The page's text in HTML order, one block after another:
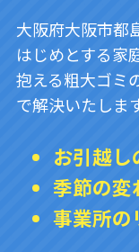
大阪府大阪市都
はじめとする家
抱える粗大ゴミ
で解決いたしま
お引越
季節の変
事業所の